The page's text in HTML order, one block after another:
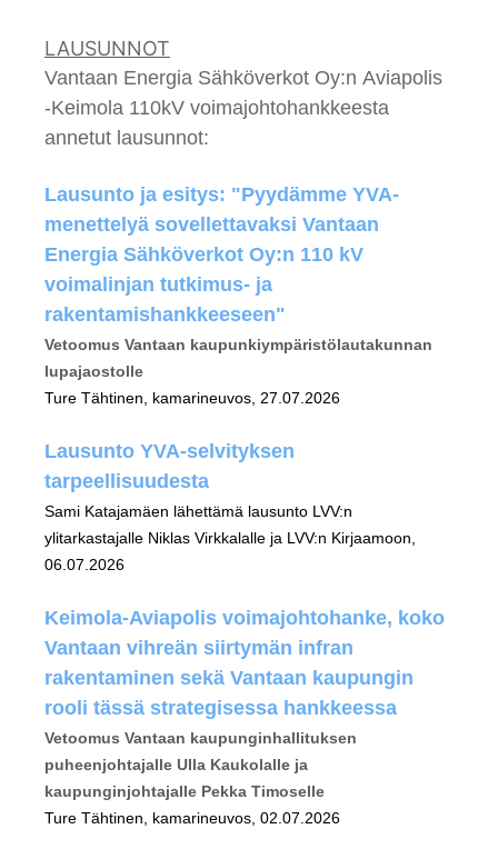
LAUSUNNOT
Vantaan Energia Sähköverkot Oy:n Aviapolis
-Keimola 110kV voimajohtohankkeesta
annetut lausunnot:
Lausunto ja esitys: "Pyydämme YVA-
menettelyä sovellettavaksi Vantaan
Energia Sähköverkot Oy:n 110 kV
voimalinjan tutkimus- ja
rakentamishankkeeseen"
Vetoomus Vantaan kaupunkiympäristölautakunnan
lupajaostolle
Ture Tähtinen, kamarineuvos, 27.07.2026
Lausunto YVA-selvityksen
tarpeellisuudesta
Sami Katajamäen lähettämä lausunto LVV:n
ylitarkastajalle Niklas Virkkalalle ja LVV:n Kirjaamoon,
06.07.2026
Keimola-Aviapolis voimajohtohanke, koko
Vantaan vihreän siirtymän infran
rakentaminen sekä Vantaan kaupungin
rooli tässä strategisessa hankkeessa
Vetoomus Vantaan kaupunginhallituksen
puheenjohtajalle Ulla Kaukolalle ja
kaupunginjohtajalle Pekka Timoselle
Ture Tähtinen, kamarineuvos, 02.07.2026